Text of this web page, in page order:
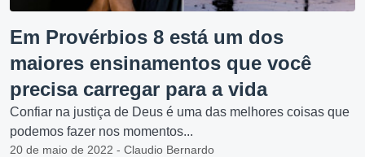
Em Provérbios 8 está um dos
maiores ensinamentos que você
precisa carregar para a vida
Confiar na justiça de Deus é uma das melhores coisas que
podemos fazer nos momentos...
20 de maio de 2022 - Claudio Bernardo